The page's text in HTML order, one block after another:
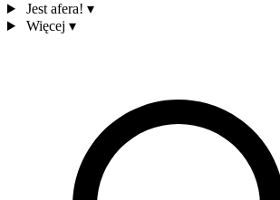
Jest afera! ▾
Więcej ▾